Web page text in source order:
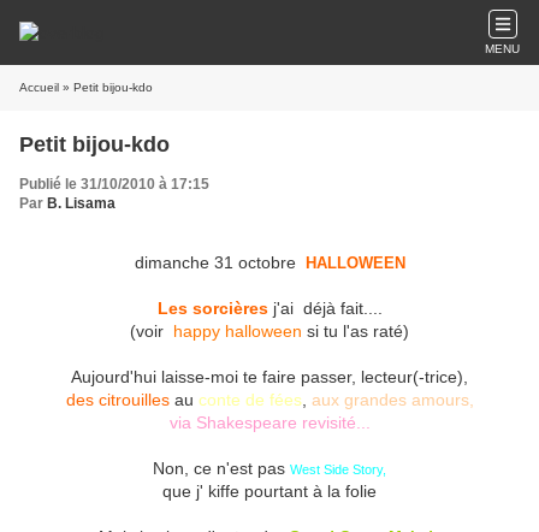
MENU
Accueil » Petit bijou-kdo
Petit bijou-kdo
Publié le 31/10/2010 à 17:15
Par B. Lisama
dimanche 31 octobre HALLOWEEN
Les sorcièresj'ai déjà fait....
(voir happy halloween si tu l'as raté)
Aujourd'hui laisse-moi te faire passer, lecteur(-trice),
des citrouillesau conte de fées, aux grandes amours,
via Shakespeare revisité...
Non, ce n'est pas West Side Story,
que j' kiffe pourtant à la folie